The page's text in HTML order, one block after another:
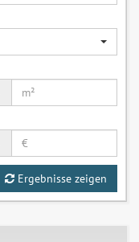
Ergebnisse zeigen